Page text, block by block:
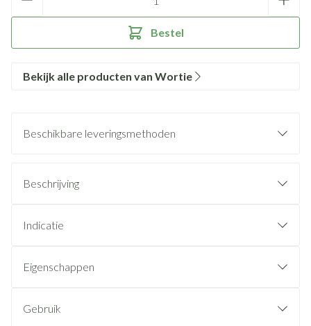
Bestel
Bekijk alle producten van Wortie
Beschikbare leveringsmethoden
Beschrijving
Indicatie
Eigenschappen
Gebruik